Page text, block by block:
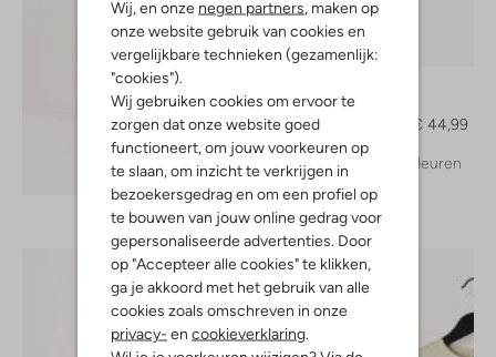
Wij, en onze negen partners, maken op
onze website gebruik van cookies en
vergelijkbare technieken (gezamenlijk:
"cookies").
Wij gebruiken cookies om ervoor te
zorgen dat onze website goed
functioneert, om jouw voorkeuren op
te slaan, om inzicht te verkrijgen in
bezoekersgedrag en om een profiel op
te bouwen van jouw online gedrag voor
gepersonaliseerde advertenties. Door
op "Accepteer alle cookies" te klikken,
ga je akkoord met het gebruik van alle
cookies zoals omschreven in onze
privacy- en cookieverklaring.
Ontdek de look
-50%
Jack
€ 44,99
+ meer kleuren